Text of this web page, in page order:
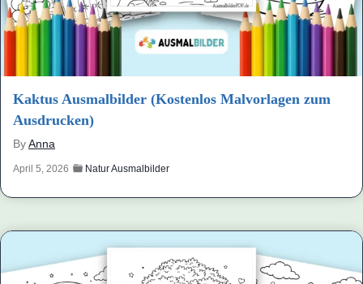
Kaktus Ausmalbilder (Kostenlos Malvorlagen zum
Ausdrucken)
ByAnna
April 5, 2026 Natur Ausmalbilder